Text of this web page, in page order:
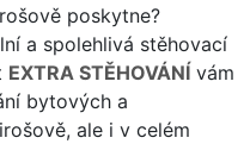
poskytne?
a spolehlivá stěhovací
EXTRA STĚHOVÁNÍ vám
bytových a
ale i v celém